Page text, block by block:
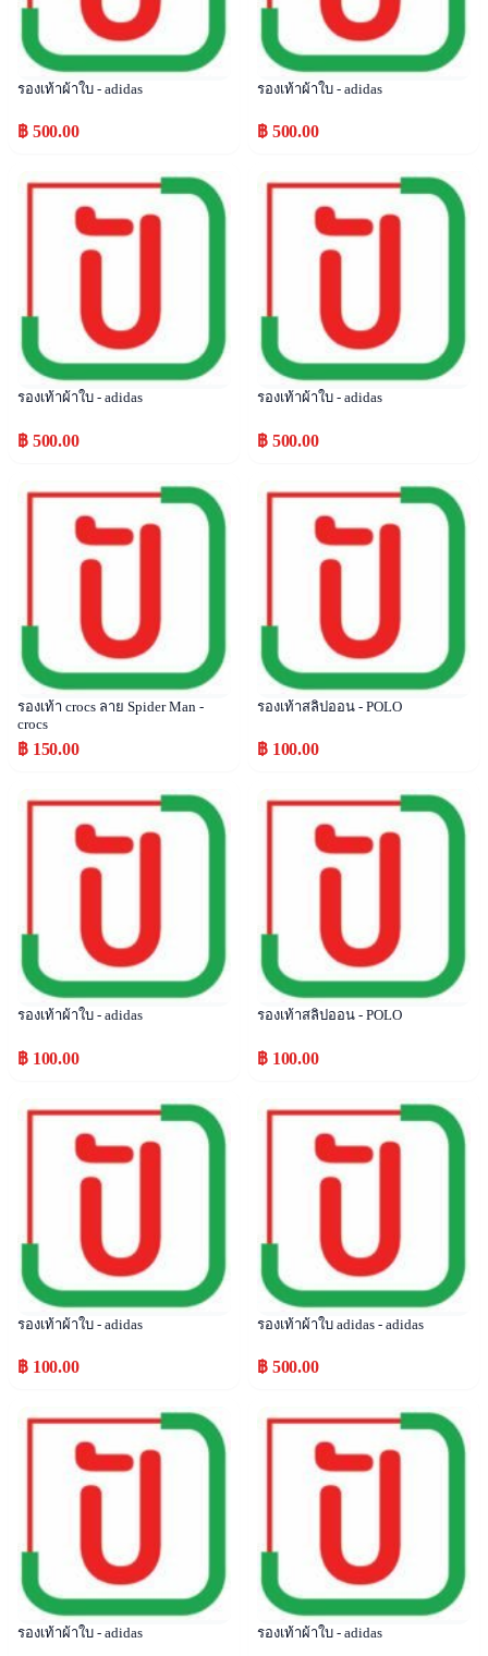
รองเท้าผ้าใบ - adidas
฿ 500.00
รองเท้าผ้าใบ - adidas
฿ 500.00
Popular
รองเท้าผ้าใบ - adidas
฿ 500.00
Popular
รองเท้าผ้าใบ - adidas
฿ 500.00
Popular
รองเท้า crocs ลาย Spider Man -
crocs
฿ 150.00
Popular
รองเท้าสลิปออน - POLO
฿ 100.00
Popular
รองเท้าผ้าใบ - adidas
฿ 100.00
Popular
รองเท้าสลิปออน - POLO
฿ 100.00
Popular
รองเท้าผ้าใบ - adidas
฿ 100.00
Popular
รองเท้าผ้าใบ adidas - adidas
฿ 500.00
Popular
รองเท้าผ้าใบ - adidas
Popular
รองเท้าผ้าใบ - adidas